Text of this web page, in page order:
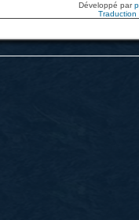
Développé par
Traduction